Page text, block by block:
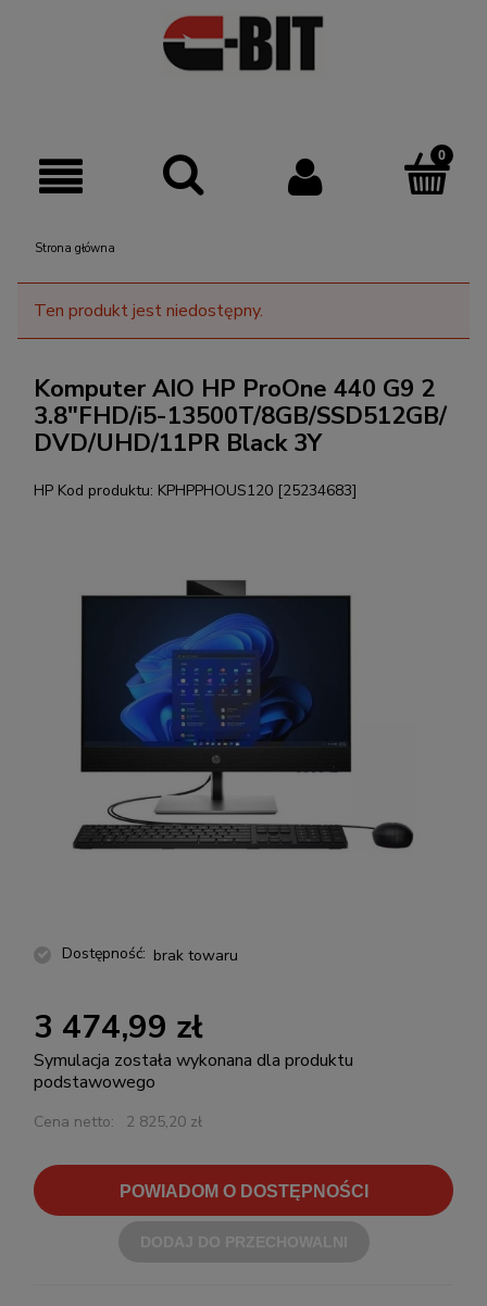
Strona główna
Ten produkt jest niedostępny.
Komputer AIO HP ProOne 440 G9 2
3.8"FHD/i5-13500T/8GB/SSD512GB/
DVD/UHD/11PR Black 3Y
HP Kod produktu: KPHPPHOUS120 [25234683]
Dostępność: brak towaru
3 474,99 zł
Symulacja została wykonana dla produktu
podstawowego
Cena netto: 2 825,20 zł
POWIADOM O DOSTĘPNOŚCI